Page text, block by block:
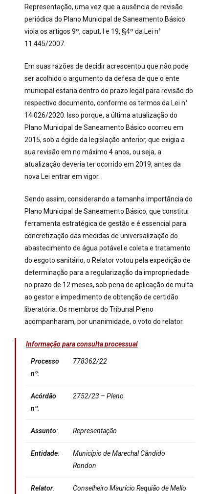
Representação, uma vez que a ausência de revisão
periódica do Plano Municipal de Saneamento Básico
viola os artigos 9º, caput, I e 19, §4º da Lei n°
11.445/2007.
Em suas razões de decidir acrescentou que não pode
ser acolhido o argumento da defesa de que o ente
municipal estaria dentro do prazo legal para revisão do
respectivo documento, conforme os termos da Lei n°
14.026/2020. Isso porque, a última atualização do
Plano Municipal de Saneamento Básico ocorreu em
2015, sob a égide da legislação anterior, que exigia a
sua revisão em no máximo 4 anos, ou seja, a
atualização deveria ter ocorrido em 2019, antes da
nova Lei entrar em vigor.
Sendo assim, considerando a tamanha importância do
Plano Municipal de Saneamento Básico, que constitui
ferramenta estratégica de gestão e é essencial para
concretização das medidas de universalização do
abastecimento de água potável e coleta e tratamento
do esgoto sanitário, o Relator votou pela expedição de
determinação para a regularização da impropriedade
no prazo de 12 meses, sob pena de aplicação de multa
ao gestor e impedimento de obtenção de certidão
liberatória. Os membros do Tribunal Pleno
acompanharam, por unanimidade, o voto do relator.
Informação para consulta processual
Processo
nº:
778362/22
Acórdão
nº:
2752/23 – Pleno
Assunto: Representação
Entidade:
Município de Marechal Cândido
Rondon
Relator: Conselheiro Maurício Requião de Mello